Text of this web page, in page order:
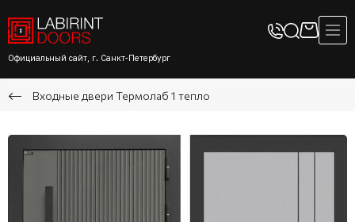
Официальный сайт, г. Санкт-Петербург
Входные двери Термолаб 1 тепло